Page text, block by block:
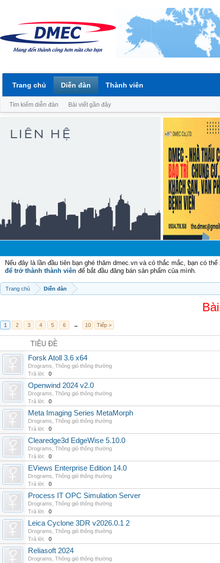
Nếu đây là lần đầu tiên bạn ghé thăm dmec.vn và có thắc mắc, bạn có
để trở thành thành viên để bắt đầu đăng bán sản phẩm của mình.
Trang chủ Diễn đàn
1 2 3 4 5 6 → 10 Tiếp >
TIÊU ĐỀ
Forsk Atoll 3.6 x64
Drograms Thông gió thông thường
Trả lời:
0
Openwind 2024 v2.0
Drograms Thông gió thông thường
Trả lời:
0
Meta Imaging Series MetaMorph
Drograms Thông gió thông thường
Trả lời:
0
Clearedge3d EdgeWise 5.10.0
Drograms Thông gió thông thường
Trả lời:
0
EViews Enterprise Edition 14.0
Drograms Thông gió thông thường
Trả lời:
0
Process IT OPC Simulation Server
Drograms Thông gió thông thường
Trả lời:
0
Leica Cyclone 3DR v2026.0.1 2
Drograms Thông gió thông thường
Trả lời:
0
Reliasoft 2024
Drograms Thông gió thông thường
Trang chủ Diễn đàn
Tìm kiếm diễn đàn Bài viết gần đây
Thành viên